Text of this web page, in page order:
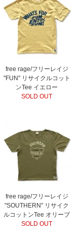
free rage/フリーレイジ
"FUN" リサイクルコット
ンTee イエロー
SOLD OUT
free rage/フリーレイジ
"SOUTHERN" リサイク
ルコットンTee オリーブ
SOLD OUT